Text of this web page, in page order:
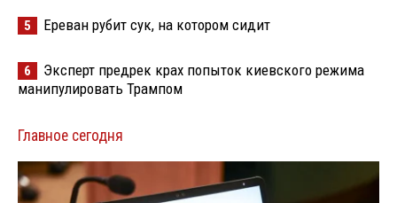
5 Ереван рубит сук, на котором сидит
6
Эксперт предрек крах попыток киевского режима
манипулировать Трампом
Главное сегодня